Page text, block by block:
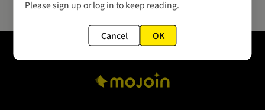
Please sign up or log in to keep reading.
Cancel OK